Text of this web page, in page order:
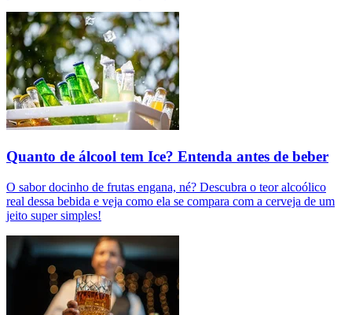
Quanto de álcool tem Ice? Entenda antes de beber
O sabor docinho de frutas engana, né? Descubra o teor alcoólico
real dessa bebida e veja como ela se compara com a cerveja de um
jeito super simples!